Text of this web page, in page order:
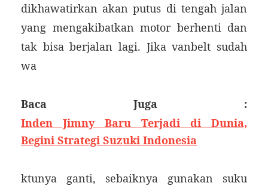
dikhawatirkan akan putus di tengah jalan
yang mengakibatkan motor berhenti dan
tak bisa berjalan lagi. Jika vanbelt sudah
wa
Baca Juga :
Inden Jimny Baru Terjadi di Dunia,
Begini Strategi Suzuki Indonesia
ktunya ganti, sebaiknya gunakan suku